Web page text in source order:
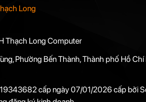
Thạch Long Computer
Phường Bến Thành, Thành phố Hồ Chí
cấp ngày 07/01/2026 cấp bởi